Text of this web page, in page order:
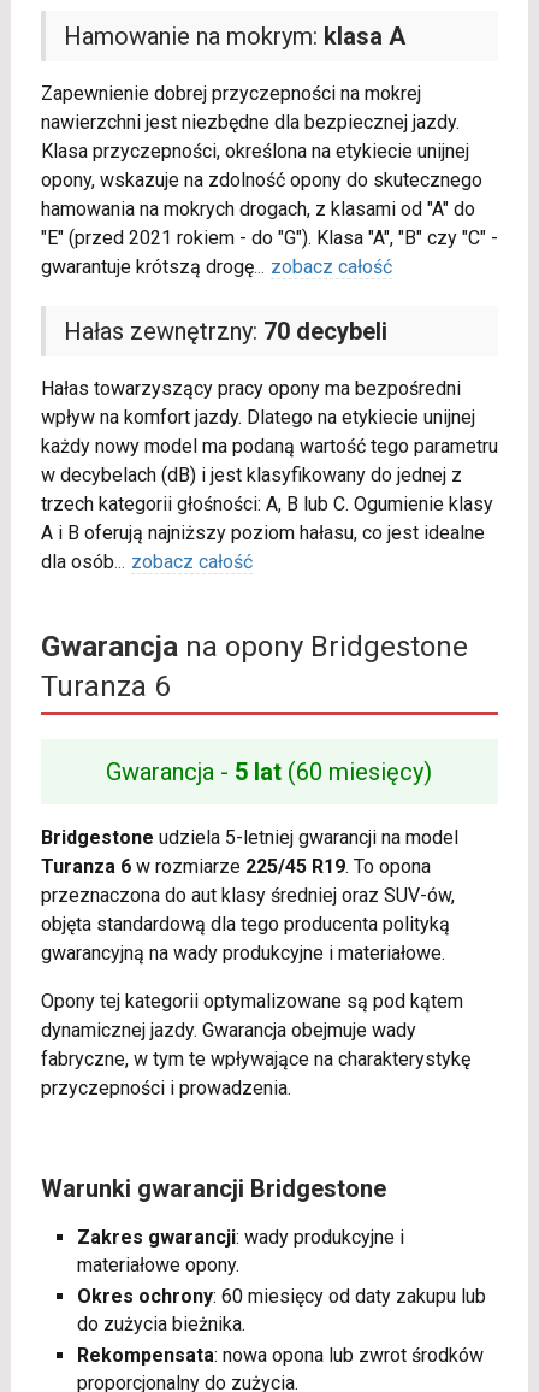
Hamowanie na mokrym: klasa A
Zapewnienie dobrej przyczepności na mokrej
nawierzchni jest niezbędne dla bezpiecznej jazdy.
Klasa przyczepności, określona na etykiecie unijnej
opony, wskazuje na zdolność opony do skutecznego
hamowania na mokrych drogach, z klasami od "A" do
"E" (przed 2021 rokiem - do "G"). Klasa "A", "B" czy "C" -
gwarantuje krótszą drogę... zobacz całość
Hałas zewnętrzny: 70 decybeli
Hałas towarzyszący pracy opony ma bezpośredni
wpływ na komfort jazdy. Dlatego na etykiecie unijnej
każdy nowy model ma podaną wartość tego parametru
w decybelach (dB) i jest klasyfikowany do jednej z
trzech kategorii głośności: A, B lub C. Ogumienie klasy
A i B oferują najniższy poziom hałasu, co jest idealne
dla osób... zobacz całość
Gwarancjana opony Bridgestone
Turanza 6
Gwarancja - 5 lat (60 miesięcy)
Bridgestone udziela 5-letniej gwarancji na model
Turanza 6w rozmiarze 225/45 R19. To opona
przeznaczona do aut klasy średniej oraz SUV-ów,
objęta standardową dla tego producenta polityką
gwarancyjną na wady produkcyjne i materiałowe.
Opony tej kategorii optymalizowane są pod kątem
dynamicznej jazdy. Gwarancja obejmuje wady
fabryczne, w tym te wpływające na charakterystykę
przyczepności i prowadzenia.
Warunki gwarancji Bridgestone
Zakres gwarancji: wady produkcyjne i
materiałowe opony.
Okres ochrony: 60 miesięcy od daty zakupu lub
do zużycia bieżnika.
Rekompensata: nowa opona lub zwrot środków
proporcjonalny do zużycia.